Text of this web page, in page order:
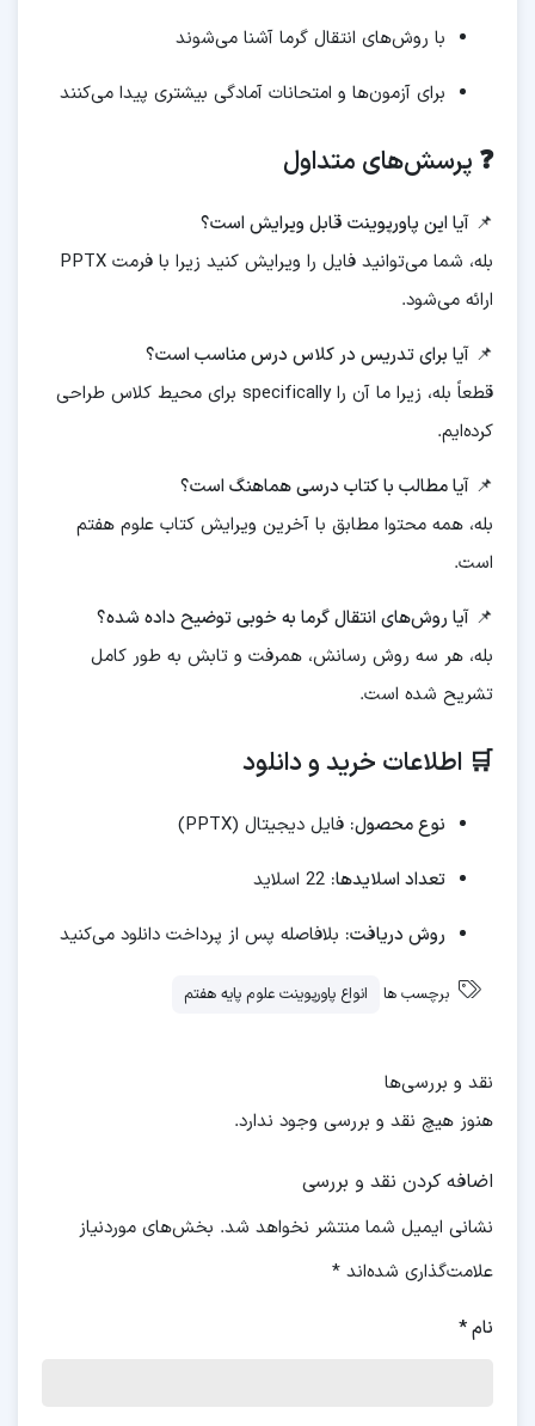
با روش‌های انتقال گرما آشنا می‌شوند
برای آزمون‌ها و امتحانات آمادگی بیشتری پیدا می‌کنند
❓ پرسش‌های متداول
📌 آیا این پاورپوینت قابل ویرایش است؟
بله، شما می‌توانید فایل را ویرایش کنید زیرا با فرمت PPTX
ارائه می‌شود.
📌 آیا برای تدریس در کلاس درس مناسب است؟
قطعاً بله، زیرا ما آن را specifically برای محیط کلاس طراحی
کرده‌ایم.
📌 آیا مطالب با کتاب درسی هماهنگ است؟
بله، همه محتوا مطابق با آخرین ویرایش کتاب علوم هفتم
است.
📌 آیا روش‌های انتقال گرما به خوبی توضیح داده شده؟
بله، هر سه روش رسانش، همرفت و تابش به طور کامل
تشریح شده است.
🛒 اطلاعات خرید و دانلود
نوع محصول: فایل دیجیتال (PPTX)
تعداد اسلایدها:
روش دریافت: بلافاصله پس از پرداخت دانلود می‌کنید
برچسب ها انواع پاورپوینت علوم پایه هفتم
نقد و بررسی‌ها
هنوز هیچ نقد و بررسی وجود ندارد.
اضافه کردن نقد و بررسی
نشانی ایمیل شما منتشر نخواهد شد. بخش‌های موردنیاز
علامت‌گذاری شده‌اند *
نام*